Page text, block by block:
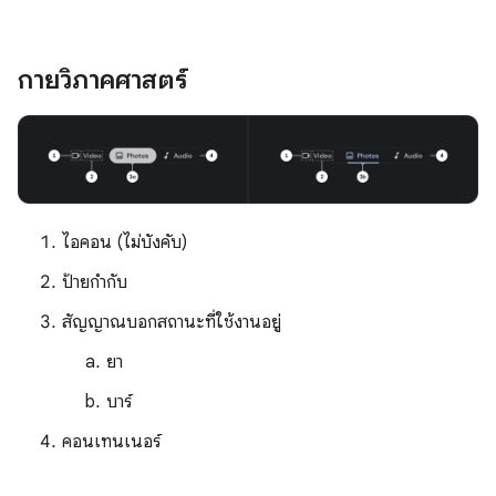
กายวิภาคศาสตร์
ไอคอน (ไม่บังคับ)
ป้ายกำกับ
สัญญาณบอกสถานะที่ใช้งานอยู่
ยา
บาร์
คอนเทนเนอร์